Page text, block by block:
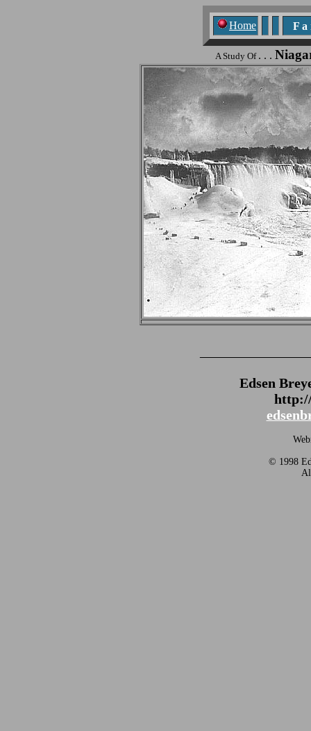
Home F a
A Study Of . . .
Edsen
© 1998